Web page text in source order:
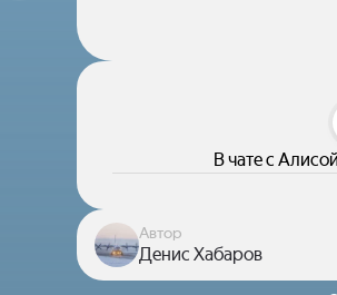
В чате с
Автор
Денис Хабаров